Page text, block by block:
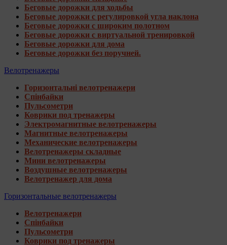
Беговые дорожки для ходьбы
Беговые дорожки с регулировкой угла наклона
Беговые дорожки с широким полотном
Беговые дорожки с виртуальной тренировкой
Беговые дорожки для дома
Беговые дорожки без поручней.
Велотренажеры
Горизонтальні велотренажери
Спінбайки
Пульсометри
Коврики под тренажеры
Электромагнитные велотренажеры
Магнитные велотренажеры
Механические велотренажеры
Велотренажеры складные
Мини велотренажеры
Воздушные велотренажеры
Велотренажер для дома
Горизонтальные велотренажеры
Велотренажери
Спінбайки
Пульсометри
Коврики под тренажеры